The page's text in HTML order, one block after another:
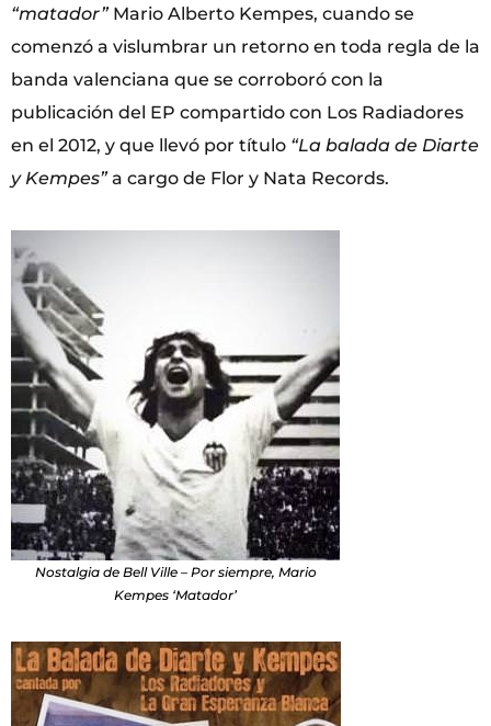
“matador”Mario Alberto Kempes, cuando se
comenzó a vislumbrar un retorno en toda regla de la
banda valenciana que se corroboró con la
publicación del EP compartido con Los Radiadores
en el 2012, y que llevó por título “La balada de Diarte
y Kempes”a cargo de Flor y Nata Records.
Nostalgia de Bell Ville – Por siempre, Mario
Kempes ‘Matador’